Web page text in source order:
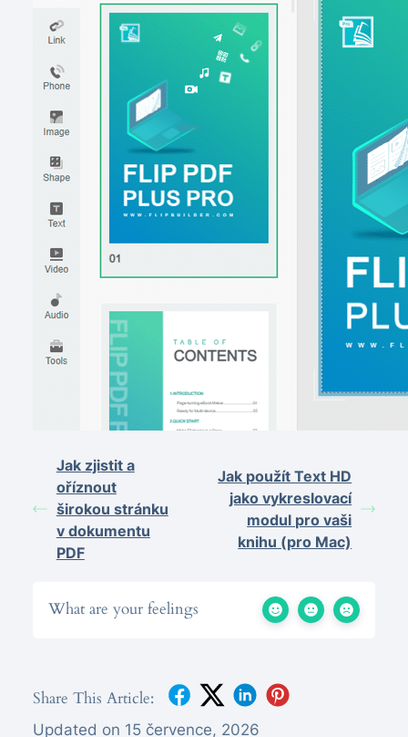
Jak zjistit a
oříznout
širokou stránku
v dokumentu
PDF
Jak použít Text HD
jako vykreslovací
modul pro vaši
knihu (pro Mac)
What are your feelings
Share This Article:
Updated on 15 července, 2026